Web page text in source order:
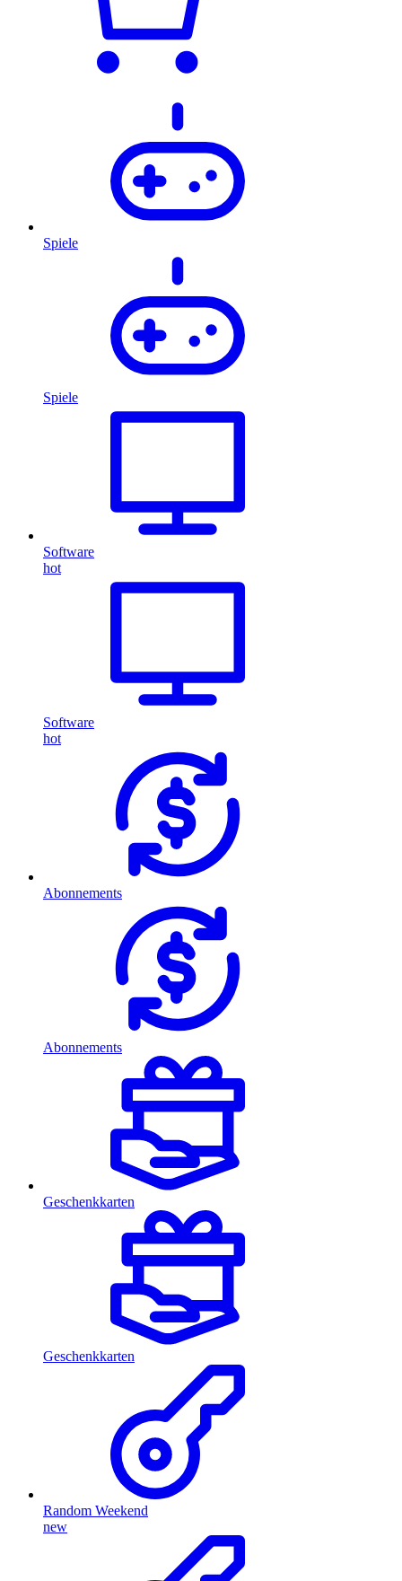
Spiele
Spiele
Software
hot
Software
hot
Abonnements
Abonnements
Geschenkkarten
Geschenkkarten
Random Weekend
new